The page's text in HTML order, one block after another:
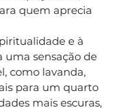
quem aprecia
e à
uma sensação de
como lavanda,
para um quarto
mais escuras,